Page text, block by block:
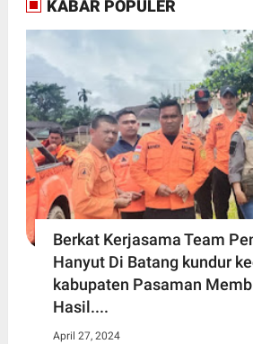
KABAR POPULER
Berkat Kerjasama Team
Hanyut Di Batang kundur
kabupaten Pasaman
Hasil....
April 27, 2024